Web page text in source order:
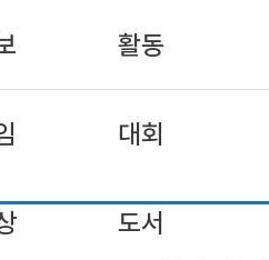
활동
대회
도서